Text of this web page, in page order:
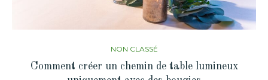
NON CLASSÉ
Comment créer un chemin de table lumineux